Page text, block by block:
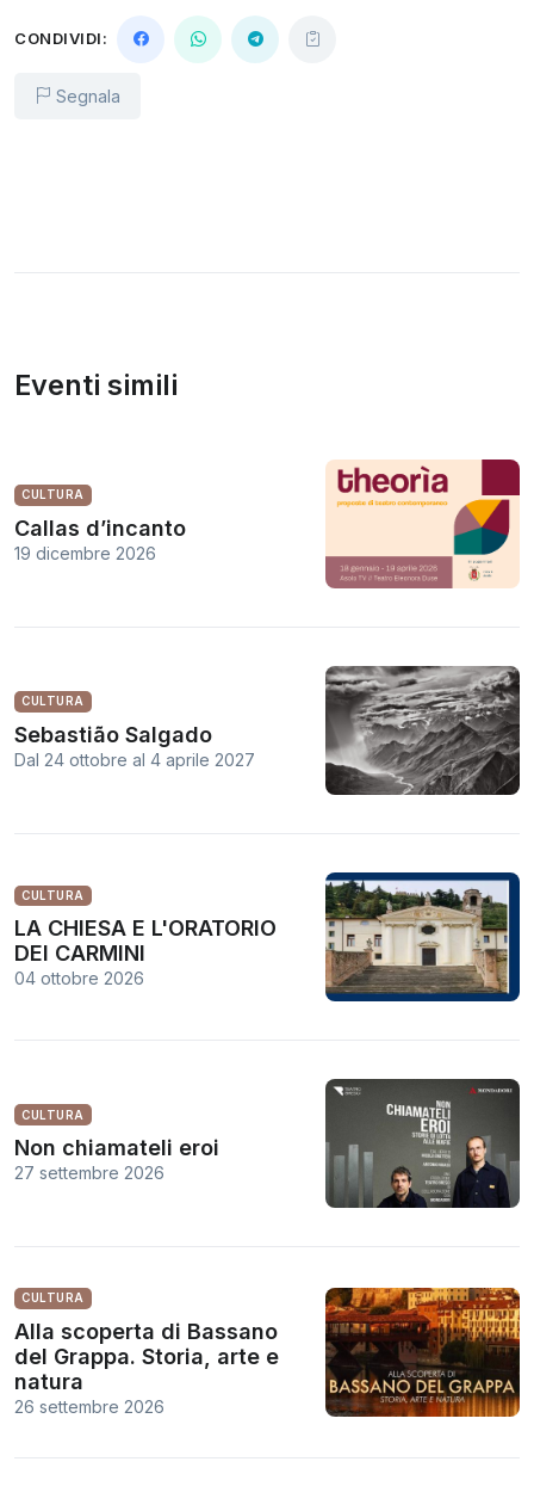
CONDIVIDI:
Segnala
Eventi simili
CULTURA
Callas d’incanto
19 dicembre 2026
CULTURA
Sebastião Salgado
Dal 24 ottobre al 4 aprile 2027
CULTURA
LA CHIESA E L'ORATORIO
DEI CARMINI
04 ottobre 2026
CULTURA
Non chiamateli eroi
27 settembre 2026
CULTURA
Alla scoperta di Bassano
del Grappa. Storia, arte e
natura
26 settembre 2026